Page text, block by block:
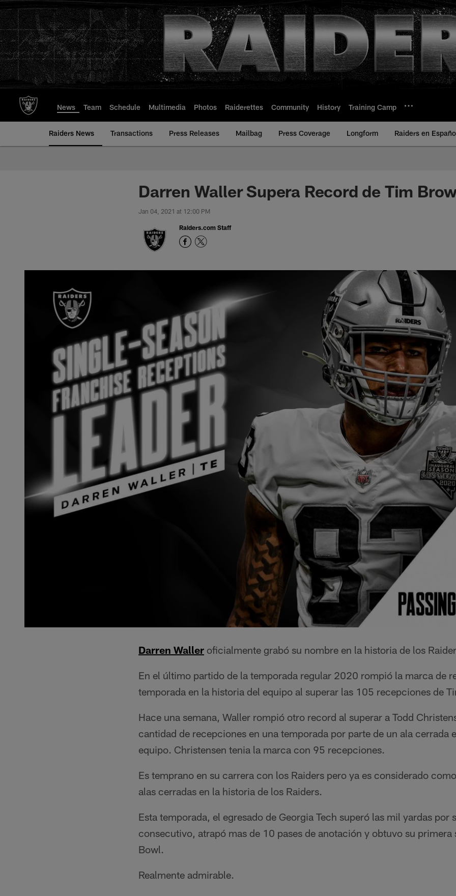
to
main
content
News Team Schedule Multimedia Photos Raiderettes Community History Training Camp
Raiders News Transactions Press Releases Mailbag Press Coverage Longform Raiders en
Darren Waller Supera Record de Tim
Jan 04, 2021 at 12:00 PM
Raiders.com Staff
Darren Waller oficialmente grabó su nombre en la historia de los
En el último partido de la temporada regular 2020 rompió la marca de
temporada en la historia del equipo al superar las 105 recepciones de
Hace una semana, Waller rompió otro record al superar a Todd
cantidad de recepciones en una temporada por parte de un ala cerrada
equipo. Christensen tenia la marca con 95 recepciones.
Es temprano en su carrera con los Raiders pero ya es considerado
alas cerradas en la historia de los Raiders.
Esta temporada, el egresado de Georgia Tech superó las mil yardas por
consecutivo, atrapó mas de 10 pases de anotación y obtuvo su
Bowl.
Realmente admirable.